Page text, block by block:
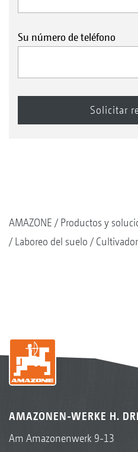
Su número de teléfono
AMAZONE
Productos y
Laboreo del suelo
AMAZONEN-WERKE H.
Am Amazonenwerk 9-13